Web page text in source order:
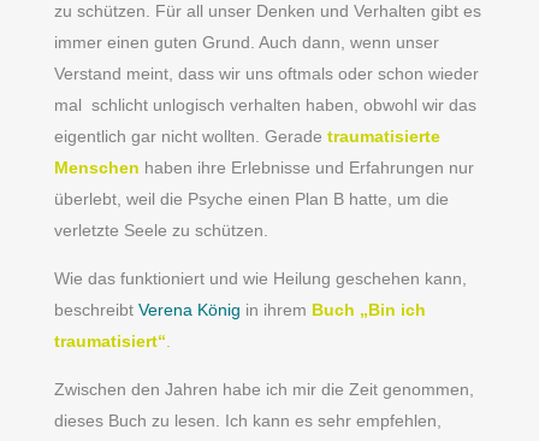
zu schützen. Für all unser Denken und Verhalten gibt es
immer einen guten Grund. Auch dann, wenn unser
Verstand meint, dass wir uns oftmals oder schon wieder
mal schlicht unlogisch verhalten haben, obwohl wir das
eigentlich gar nicht wollten. Gerade traumatisierte
Menschen haben ihre Erlebnisse und Erfahrungen nur
überlebt, weil die Psyche einen Plan B hatte, um die
verletzte Seele zu schützen.
Wie das funktioniert und wie Heilung geschehen kann,
beschreibt Verena König in ihrem Buch „Bin ich
traumatisiert“
Zwischen den Jahren habe ich mir die Zeit genommen,
dieses Buch zu lesen. Ich kann es sehr empfehlen,